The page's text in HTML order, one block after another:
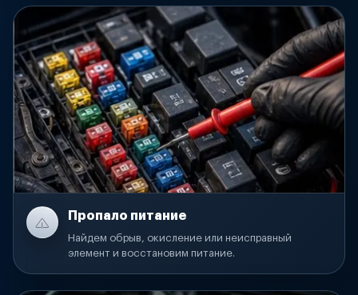
Пропало питание
Найдем обрыв, окисление или неисправный
элемент и восстановим питание.